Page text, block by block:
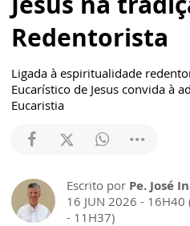
Redentorista
Ligada à espiritualidade
Eucarístico de Jesus convida à
Eucaristia
Escrito por Pe. José
16 JUN 2026 -
- 11H37)